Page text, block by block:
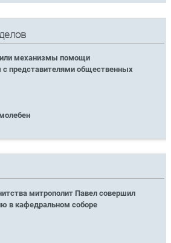
механизмы помощи
представителями общественных
митрополит Павел совершил
в кафедральном соборе